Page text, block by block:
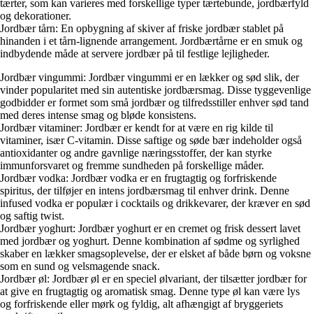
tærter, som kan varieres med forskellige typer tærtebunde, jordbærfyld
og dekorationer.
Jordbær tårn: En opbygning af skiver af friske jordbær stablet på
hinanden i et tårn-lignende arrangement. Jordbærtårne er en smuk og
indbydende måde at servere jordbær på til festlige lejligheder.
Jordbær vingummi: Jordbær vingummi er en lækker og sød slik, der
vinder popularitet med sin autentiske jordbærsmag. Disse tyggevenlige
godbidder er formet som små jordbær og tilfredsstiller enhver sød tand
med deres intense smag og bløde konsistens.
Jordbær vitaminer: Jordbær er kendt for at være en rig kilde til
vitaminer, især C-vitamin. Disse saftige og søde bær indeholder også
antioxidanter og andre gavnlige næringsstoffer, der kan styrke
immunforsvaret og fremme sundheden på forskellige måder.
Jordbær vodka: Jordbær vodka er en frugtagtig og forfriskende
spiritus, der tilføjer en intens jordbærsmag til enhver drink. Denne
infused vodka er populær i cocktails og drikkevarer, der kræver en sød
og saftig twist.
Jordbær yoghurt: Jordbær yoghurt er en cremet og frisk dessert lavet
med jordbær og yoghurt. Denne kombination af sødme og syrlighed
skaber en lækker smagsoplevelse, der er elsket af både børn og voksne
som en sund og velsmagende snack.
Jordbær øl: Jordbær øl er en speciel ølvariant, der tilsætter jordbær for
at give en frugtagtig og aromatisk smag. Denne type øl kan være lys
og forfriskende eller mørk og fyldig, alt afhængigt af bryggeriets